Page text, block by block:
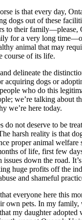
is that every day,
dogs out of these
to their family—please,
for a very long
animal that may
course of its life.
delineate the
acquiring dogs or
who do this
we’re talking about
we’re here today.
do not deserve to be
harsh reality is that
proper animal welfare
of life, first few
issues down the road.
huge profits off the
and shameful
everyone here this
own pets. In my family,
my daughter adopted